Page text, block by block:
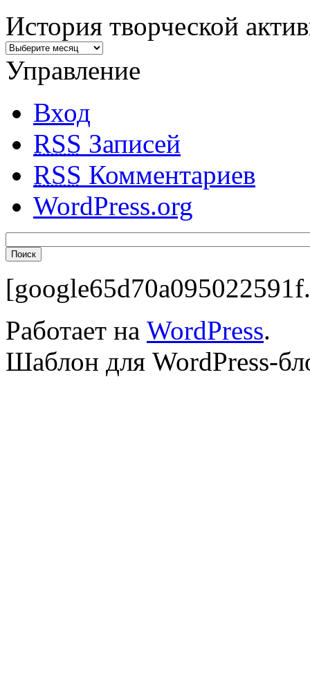
История творческой
Управление
Вход
RSS Записей
RSS Комментариев
WordPress.org
Работает на WordPress.
Шаблон для WordPress-